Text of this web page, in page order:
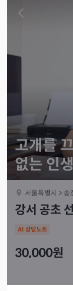
고개를
없는 인
서울특별시 > 송
강서 공초
AI 상담노트
30,000원